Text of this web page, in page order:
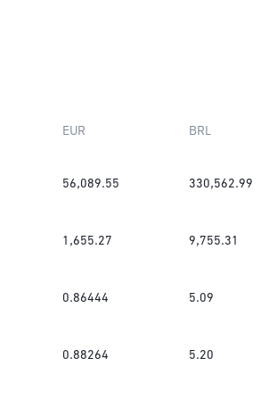
EUR BRL
56,089.55 330,562.99
1,655.27 9,755.31
0.86444 5.09
0.88264 5.20